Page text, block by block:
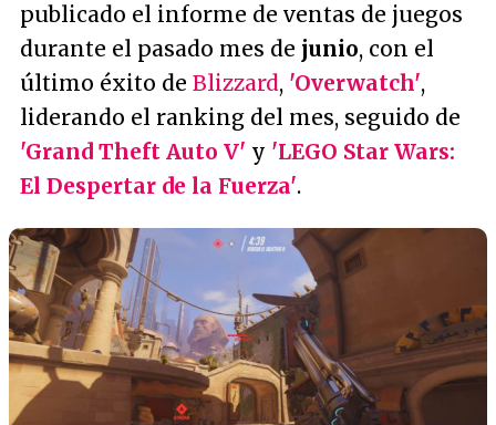
publicado el informe de ventas de juegos
durante el pasado mes de junio, con el
último éxito de Blizzard, 'Overwatch',
liderando el ranking del mes, seguido de
'Grand Theft Auto V' y 'LEGO Star Wars:
El Despertar de la Fuerza'.